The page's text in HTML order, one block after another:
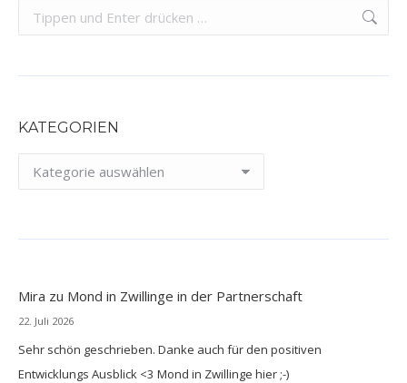
Search:
KATEGORIEN
Kategorien
Mira zu Mond in Zwillinge in der Partnerschaft
22. Juli 2026
Sehr schön geschrieben. Danke auch für den positiven
Entwicklungs Ausblick <3 Mond in Zwillinge hier ;-)